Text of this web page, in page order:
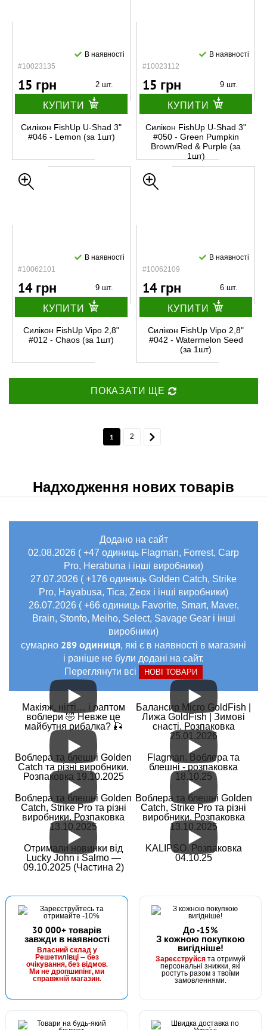
#10023135
В наявності
15 грн 2 шт.
КУПИТИ
Силікон FishUp U-Shad 3"
#046 - Lemon (за 1шт)
#10023112
В наявності
15 грн 9 шт.
КУПИТИ
Силікон FishUp U-Shad 3"
#050 - Green Pumpkin
Brown/Red & Purple (за
1шт)
#10062101
В наявності
14 грн 9 шт.
КУПИТИ
Силікон FishUp Vipo 2,8"
#012 - Chaos (за 1шт)
#10062109
В наявності
14 грн 6 шт.
КУПИТИ
Силікон FishUp Vipo 2,8"
#042 - Watermelon Seed
(за 1шт)
ПОКАЗАТИ ЩЕ
1 2
Надходження нових товарів
Додано на сайт
02.08.2026 ( +47 одиниць Flagman, Forrest, Carp
Pro, Herabuna і інші виробники)
27.07.2026 ( +176 одиниць Golden Catch, Strike
Pro, Hayabusa, Tica, Zeox і інші виробники)
26.07.2026 ( +66 одиниць Favorite, Smart, Maver,
Brain, Stonfo, Meiho, Select, Savage Gear і інші
виробники)
сумарно 289 одиниця, які є в наявності в магазині
і раніше не були додані на сайт.
Переглянути всі
НОВІ ТОВАРИ
Макіяж, нігті… і раптом
воблери 🤣 Невже це
майбутня рибалка? 🎣
Балансир Micro GoldFish |
Лижа GoldFish | Зимові
снасті. Розпаковка
25.01.2026
Воблера та блешні Golden
Catch та різні виробники.
Розпаковка 19.10.2025
Flagman. Воблера та
блешні - розпаковка
18.10.25
Воблера та блешні Golden
Catch, Strike Pro та різні
виробники. Розпаковка
13.10.2025
Воблера та блешні Golden
Catch, Strike Pro та різні
виробники. Розпаковка
13.10.2025
Отримали новинки від
Lucky John і Salmo —
09.10.2025 (Частина 2)
KALIPSO. Розпаковка
04.10.25
30 000+ товарів
завжди в наявності
Власний склад у
Решетилівці — без
очікування, без відмов.
Ми не дропшипінг, ми
справжній магазин.
До -15%
З кожною покупкою
вигідніше!
Зареєструйсята отримуй
персональні знижки, які
ростуть разом з твоїми
замовленнями.